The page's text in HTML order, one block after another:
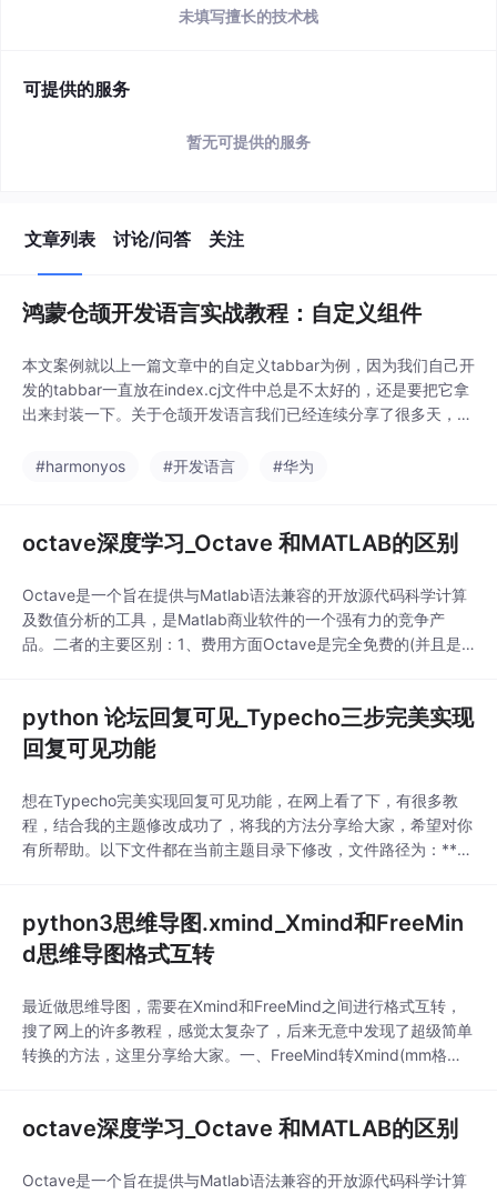
未填写擅长的技术栈
可提供的服务
暂无可提供的服务
文章列表 讨论/问答 关注
鸿蒙仓颉开发语言实战教程：自定义组件
本文案例就以上一篇文章中的自定义tabbar为例，因为我们自己开
发的tabbar一直放在index.cj文件中总是不太好的，还是要把它拿
出来封装一下。关于仓颉开发语言我们已经连续分享了很多天，相
文件管理，我在cangjie文件夹下创建了components文件夹，然后
#harmonyos #开发语言 #华为
octave深度学习_Octave 和MATLAB的区别
Octave是一个旨在提供与Matlab语法兼容的开放源代码科学计算
及数值分析的工具，是Matlab商业软件的一个强有力的竞争产
品。二者的主要区别：1、费用方面Octave是完全免费的(并且是
正版，也可以在MathWorks官方网站上获得很多非常有价值的资
源。2、占用空间Oc
python 论坛回复可见_Typecho三步完美实现
回复可见功能
想在Typecho完美实现回复可见功能，在网上看了下，有很多教
程，结合我的主题修改成功了，将我的方法分享给大家，希望对你
有所帮助。以下文件都在当前主题目录下修改，文件路径为：**
python3思维导图.xmind_Xmind和FreeMin
d思维导图格式互转
最近做思维导图，需要在Xmind和FreeMind之间进行格式互转，
搜了网上的许多教程，感觉太复杂了，后来无意中发现了超级简单
转换的方法，这里分享给大家。一、FreeMind转Xmind(mm格式
二、Xmind转FreeMind(xmind格式转mm格
octave深度学习_Octave 和MATLAB的区别
Octave是一个旨在提供与Matlab语法兼容的开放源代码科学计算